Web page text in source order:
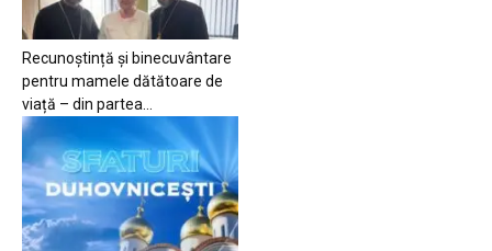
Recunoștință și binecuvântare
pentru mamele dătătoare de
viață – din partea...